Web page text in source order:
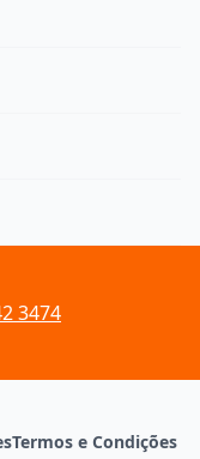
3474
Termos e Condições